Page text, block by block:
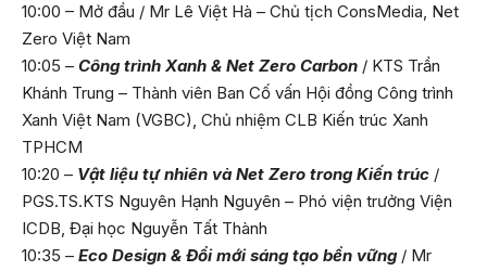
10:00 – Mở đầu / Mr Lê Việt Hà – Chủ tịch ConsMedia, Net
Zero Việt Nam
10:05 – Công trình Xanh & Net Zero Carbon / KTS Trần
Khánh Trung – Thành viên Ban Cố vấn Hội đồng Công trình
Xanh Việt Nam (VGBC), Chủ nhiệm CLB Kiến trúc Xanh
TPHCM
10:20 – Vật liệu tự nhiên và Net Zero trong Kiến trúc /
PGS.TS.KTS Nguyên Hạnh Nguyên – Phó viện trưởng Viện
ICDB, Đại học Nguyễn Tất Thành
10:35 – Eco Design & Đổi mới sáng tạo bền vững/ Mr